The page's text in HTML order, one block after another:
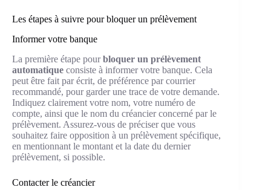
Les étapes à suivre pour bloquer un prélèvement
Informer votre banque
La première étape pourbloquer un prélèvement
automatique consiste à informer votre banque. Cela
peut être fait par écrit, de préférence par courrier
recommandé, pour garder une trace de votre demande.
Indiquez clairement votre nom, votre numéro de
compte, ainsi que le nom du créancier concerné par le
prélèvement. Assurez-vous de préciser que vous
souhaitez faire opposition à un prélèvement spécifique,
en mentionnant le montant et la date du dernier
prélèvement, si possible.
Contacter le créancier